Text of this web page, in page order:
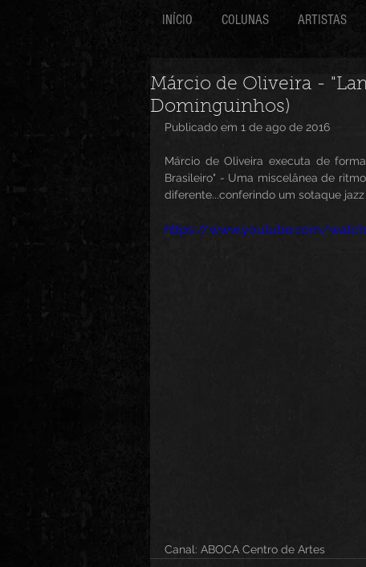
INÍCIO COLUNAS ARTISTAS
Márcio de Oliveira -
Dominguinhos)
Publicado em 1 de ago de 2016
Márcio de Oliveira executa de
Brasileiro" - Uma miscelânea de
diferente...conferindo um sotaque
https://www.youtube.com/
Canal: ABOCA Centro de Artes